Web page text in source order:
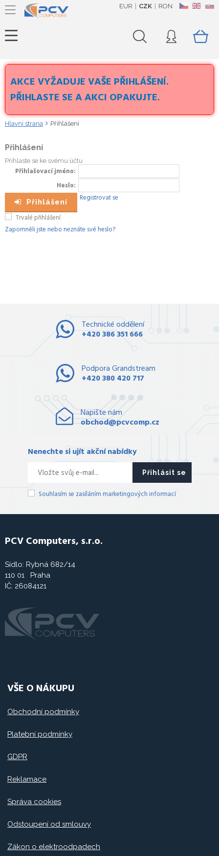
CZ EN SK
EUR CZK RON
AKCE VYŽADUJE VAŠE PŘIHLÁŠENÍ.
PŘIHLASTE SE A AKCI OPAKUJTE.
Hlavní strana Přihlášení
Přihlášení
Přihlaste se ke svému účtu
Přihlašovací jméno
Heslo
Přihlášení
Registrovat se
Trvalé přihlášení
Zapomněli jste nebo neznáte své heslo?
Technické oddělení
+420 386 351 666
Podpora Grandstream
+420 380 420 717
Napište nám
obchod@pcvcomp.cz
Nenechte si ujít akční nabídky
Přihlásit se
Souhlasím se zasíláním marketingových informací
PCV Computers, s.r.o.
Sídlo: Rybná 682/14
110 01 Praha
IČ: 26084121
VŠE O NÁKUPU
Obchodní podmínky
Platební podmínky
GDPR
Reklamace
Správa cookies
Odstoupení od smlouvy
Zákon o elektroodpadech